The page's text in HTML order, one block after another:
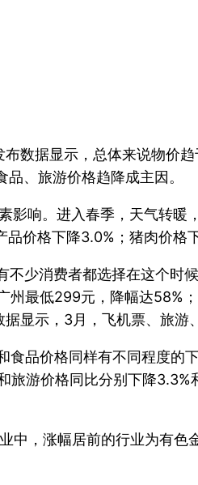
数据显示，总体来说物价
、旅游价格趋降成主因。
响。进入春季，天气转
价格下降3.0%；猪肉价格
少消费者都选择在这个时
最低299元，降幅达58%
示，3月，飞机票、旅游
品价格同样有不同程度的
游价格同比分别下降
中，涨幅居前的行业为有